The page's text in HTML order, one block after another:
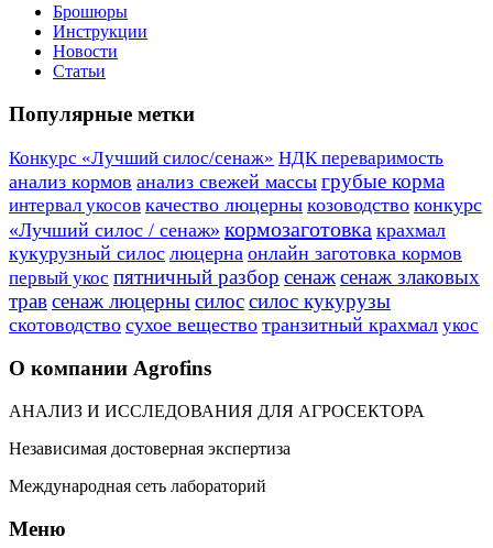
Брошюры
Инструкции
Новости
Статьи
Популярные метки
Конкурс «Лучший силос/сенаж» НДК переваримость
анализ кормов анализ свежей массы грубые корма
интервал укосов качество люцерны козоводство конкурс
«Лучший силос / сенаж» кормозаготовка крахмал
кукурузный силос люцерна онлайн заготовка кормов
первый укос пятничный разбор сенажсенаж злаковых
травсенаж люцернысилоссилос кукурузы
скотоводство сухое вещество транзитный крахмал укос
О компании Agrofins
АНАЛИЗ И ИССЛЕДОВАНИЯ ДЛЯ АГРОСЕКТОРА
Независимая достоверная экспертиза
Международная сеть лабораторий
Меню